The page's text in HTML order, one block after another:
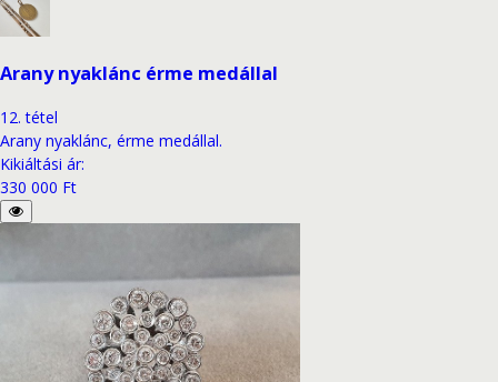
Arany nyaklánc érme medállal
12. tétel
Arany nyaklánc, érme medállal.
Kikiáltási ár:
330 000 Ft